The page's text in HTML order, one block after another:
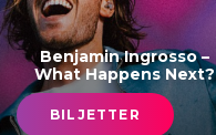
Benjamin Ingrosso –
What Happens Next?
BILJETTER